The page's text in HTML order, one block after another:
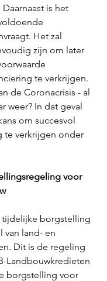
is het
Het zal
zijn om later
te verkrijgen.
de Coronacrisis - al
weer? In dat geval
om succesvol
te verkrijgen onder
voor
tijdelijke borgstelling
van land- en
Dit is de regeling
Landbouwkredieten
borgstelling voor